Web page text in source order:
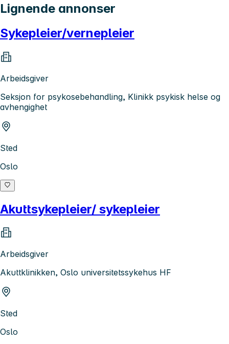
Lignende annonser
Sykepleier/vernepleier
Arbeidsgiver
Seksjon for psykosebehandling, Klinikk psykisk helse og
avhengighet
Sted
Oslo
Akuttsykepleier/ sykepleier
Arbeidsgiver
Akuttklinikken, Oslo universitetssykehus HF
Sted
Oslo